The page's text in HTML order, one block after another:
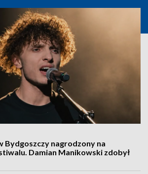
Bydgoszczy nagrodzony na
Damian Manikowski zdobył